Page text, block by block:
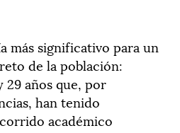
más significativo para un
de la población:
29 años que, por
han tenido
académico